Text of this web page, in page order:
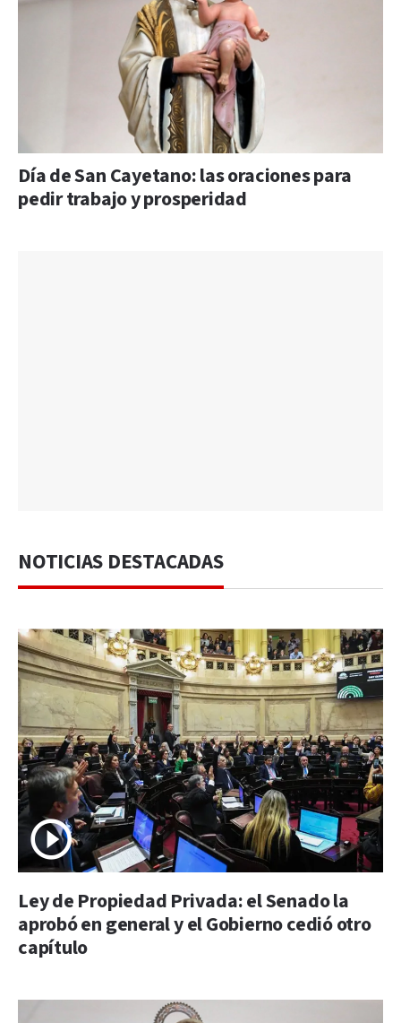
Día de San Cayetano: las oraciones para
pedir trabajo y prosperidad
NOTICIAS DESTACADAS
Ley de Propiedad Privada: el Senado la
aprobó en general y el Gobierno cedió otro
capítulo